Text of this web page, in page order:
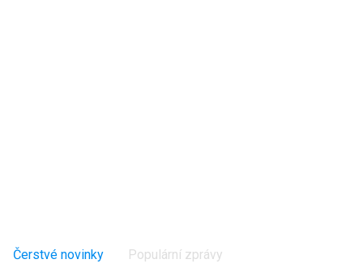
Čerstvé novinky Populární zprávy